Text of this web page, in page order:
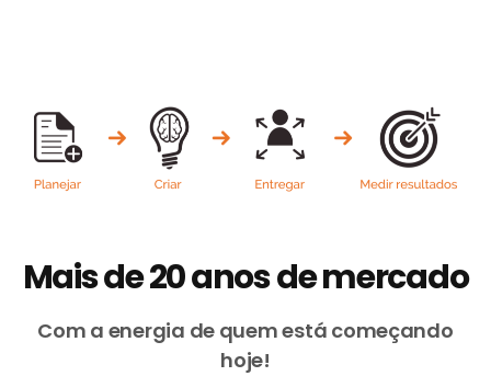
Mais de 20 anos de mercado
Com a energia de quem está começando
hoje!